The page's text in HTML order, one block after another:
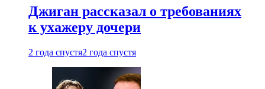
Джиган рассказал о требованиях
к ухажеру дочери
2 года спустя2 года спустя